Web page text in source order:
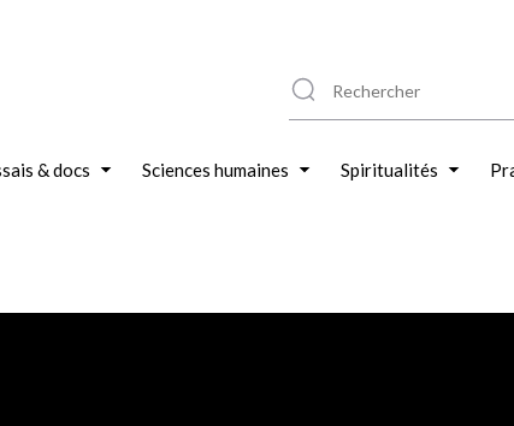
& docs Sciences humaines Spiritualités